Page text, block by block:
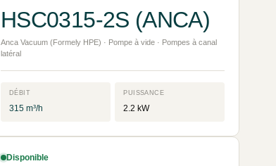
HSC0315-2S (ANCA)
Anca Vacuum (Formely HPE) · Pompe à vide · Pompes à canal
latéral
DÉBIT
315 m³/h
PUISSANCE
2.2 kW
Disponible